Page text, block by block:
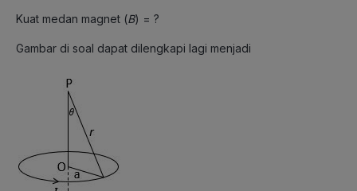
Kuat medan magnet (B) = ?
Gambar di soal dapat dilengkapi lagi menjadi